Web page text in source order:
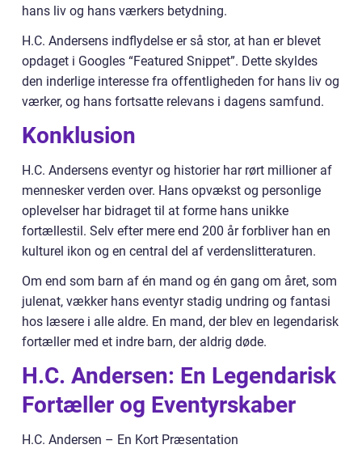
hans liv og hans værkers betydning.
H.C. Andersens indflydelse er så stor, at han er blevet
opdaget i Googles “Featured Snippet”. Dette skyldes
den inderlige interesse fra offentligheden for hans liv og
værker, og hans fortsatte relevans i dagens samfund.
Konklusion
H.C. Andersens eventyr og historier har rørt millioner af
mennesker verden over. Hans opvækst og personlige
oplevelser har bidraget til at forme hans unikke
fortællestil. Selv efter mere end 200 år forbliver han en
kulturel ikon og en central del af verdenslitteraturen.
Om end som barn af én mand og én gang om året, som
julenat, vækker hans eventyr stadig undring og fantasi
hos læsere i alle aldre. En mand, der blev en legendarisk
fortæller med et indre barn, der aldrig døde.
H.C. Andersen: En Legendarisk
Fortæller og Eventyrskaber
H.C. Andersen – En Kort Præsentation